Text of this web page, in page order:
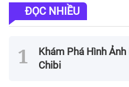
ĐỌC NHIỀU
Khám Phá Hình
Chibi